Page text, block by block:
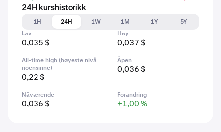
24H kurshistorikk
1H
24H 1W 1M 1Y
5Y
Lav
0,035 $
Høy
0,037 $
All-time high (høyeste nivå
noensinne)
0,22 $
Åpen
0,036 $
Nåværende
0,036 $
Forandring
+1,00 %